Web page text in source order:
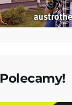
Polecamy!